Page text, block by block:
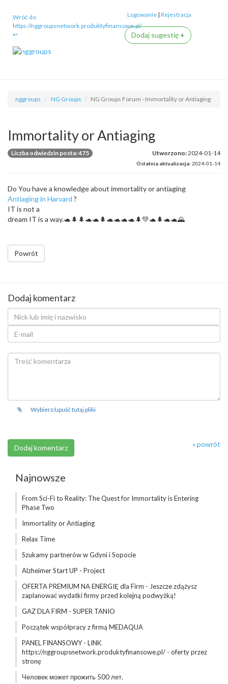
Wróć do
https://nggroupsnetwork.produktyfinansowe.pl/
↩
Logowanie |Rejestracja
Dodaj sugestię +
nggroups NG Groups NG Groups Forum - Immortality or Antiaging
Immortality or Antiaging
Utworzono:2024-01-14
Ostatnia aktualizacja: 2024-01-14
Liczba odwiedzin posta: 475
Do You have a knowledge about immortality or antiaging
Antiaging in Harvard ?
IT is not a
dream IT is a way.🐢🌲🌲🐢🐢🌲🐢🐢🐢🐢🌲💚🐢🌲🐢🐢🌄
Powrót
Dodaj komentarz
Wybierz/upuść tutaj pliki
« powrót
Najnowsze
From Sci-Fi to Reality: The Quest for Immortality is Entering
Phase Two
Immortality or Antiaging
Relax Time
Szukamy partnerów w Gdyni i Sopocie
Alzheimer Start UP - Project
OFERTA PREMIUM NA ENERGIĘ dla Firm - Jeszcze zdążysz
zaplanować wydatki firmy przed kolejną podwyżką!
GAZ DLA FIRM - SUPER TANIO
Początek współpracy z firmą MEDAQUA
PANEL FINANSOWY - LINK
https://nggroupsnetwork.produktyfinansowe.pl/ - oferty przez
stronę
Человек может прожить 500 лет.